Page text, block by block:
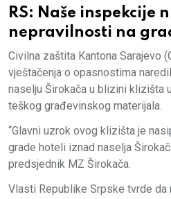
RS: Naše inspekcije
nepravilnosti na
Civilna zaštita Kantona Sarajevo
vještačenja o opasnostima
naselju Širokača u blizini klizišta
teškog građevinskog materijala.
“Glavni uzrok ovog klizišta je
grade hoteli iznad naselja
predsjednik MZ Širokača.
Vlasti Republike Srpske tvrde da